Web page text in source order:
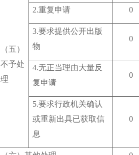
（五）
不予处
理
2.重复申请 0
3.要求提供公开出版
物
0
4.无正当理由大量反
复申请
0
5.要求行政机关确认
或重新出具已获取信
息
0